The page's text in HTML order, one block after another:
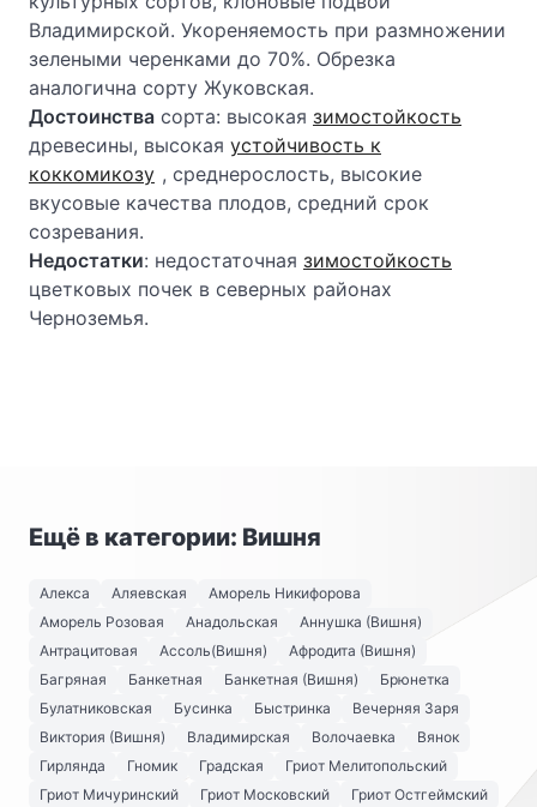
Владимирской. Укореняемость при размножении
зелеными черенками до 70%. Обрезка
аналогична сорту Жуковская.
Достоинства сорта: высокая зимостойкость
древесины, высокая устойчивость к
коккомикозу , среднерослость, высокие
вкусовые качества плодов, средний срок
созревания.
Недостатки: недостаточная зимостойкость
цветковых почек в северных районах
Черноземья.
Ещё в категории: Вишня
Алекса Аляевская
Аморель Никифорова
Аморель Розовая
Анадольская
Аннушка (Вишня)
Антрацитовая
Ассоль(Вишня)
Афродита (Вишня)
Багряная
Банкетная Банкетная (Вишня)
Брюнетка
Булатниковская
Бусинка Быстринка
Вечерняя Заря
Виктория (Вишня)
Владимирская Волочаевка
Вянок
Гирлянда
Гномик Градская
Гриот Мелитопольский
Гриот Мичуринский
Гриот Московский
Гриот Остгеймский